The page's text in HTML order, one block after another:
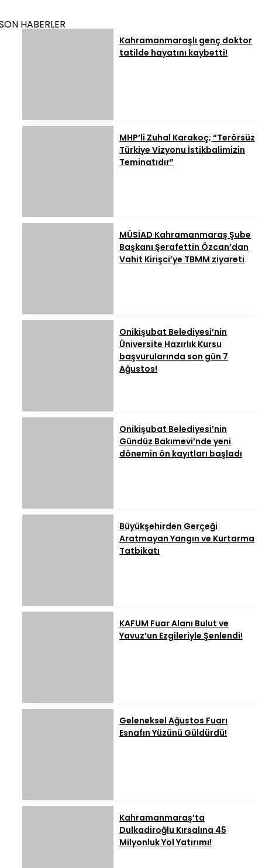
HABERLER
Kahramanmaraşlı genç doktor
tatilde hayatını kaybetti!
MHP’li Zuhal Karakoç; “Terörsüz
Türkiye Vizyonu İstikbalimizin
Teminatıdır”
MÜSİAD Kahramanmaraş Şube
Başkanı Şerafettin Özcan’dan
Vahit Kirişci’ye TBMM ziyareti
Onikişubat Belediyesi’nin
Üniversite Hazırlık Kursu
başvurularında son gün 7
Ağustos!
Onikişubat Belediyesi’nin
Gündüz Bakımevi’nde yeni
dönemin ön kayıtları başladı
Büyükşehirden Gerçeği
Aratmayan Yangın ve Kurtarma
Tatbikatı
KAFUM Fuar Alanı Bulut ve
Yavuz’un Ezgileriyle Şenlendi!
Geleneksel Ağustos Fuarı
Esnafın Yüzünü Güldürdü!
Kahramanmaraş’ta
Dulkadiroğlu Kırsalına 45
Milyonluk Yol Yatırımı!